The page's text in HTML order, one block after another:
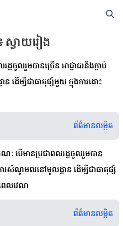
ស្វាយរៀង
ឋចូលរួមបានច្រើន អាជ្ញាធរនិងក្តាប់
ដើម្បីជាធាតុផ្សំមួយ ក្នុងការដោះ
ព័ត៌មានលម្អិត
ណៈ បើមានប្រជាពលរដ្ឋចូលរួមបាន
ការសំណូមពរនៅមូលដ្ឋាន ដើម្បីជាធាតុផ្សំ
េលវេលា
ព័ត៌មានលម្អិត